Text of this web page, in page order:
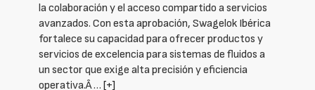
la colaboración y el acceso compartido a servicios
avanzados. Con esta aprobación, Swagelok Ibérica
fortalece su capacidad para ofrecer productos y
servicios de excelencia para sistemas de fluidos a
un sector que exige alta precisión y eficiencia
operativa.Â … [+]